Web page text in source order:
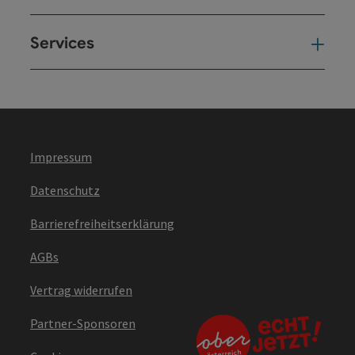
Services
Impressum
Datenschutz
Barrierefreiheitserklärung
AGBs
Vertrag widerrufen
Partner-Sponsoren